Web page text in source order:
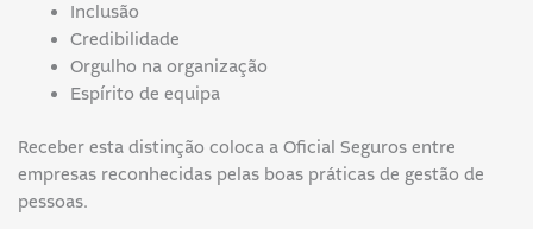
Inclusão
Credibilidade
Orgulho na organização
Espírito de equipa
Receber esta distinção coloca a Oficial Seguros entre
empresas reconhecidas pelas boas práticas de gestão de
pessoas.